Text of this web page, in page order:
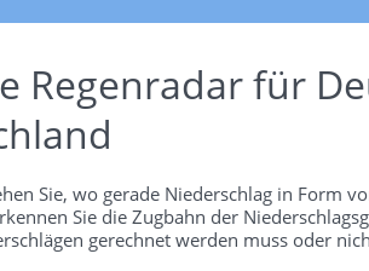
Regenradar für
Sie, wo gerade Niederschlag in Form
Sie die Zugbahn der
gerechnet werden muss oder